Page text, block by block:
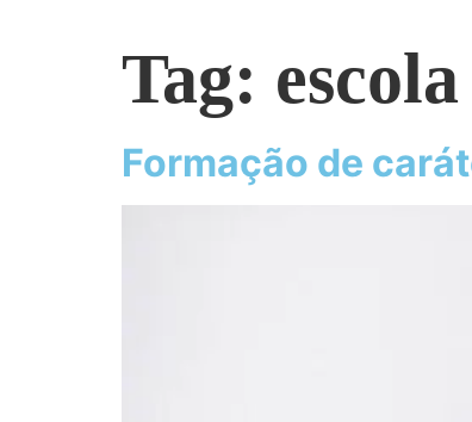
Tag:
Formação de